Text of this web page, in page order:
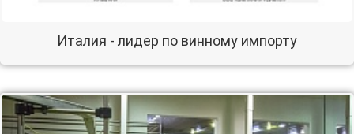
Италия - лидер по винному импорту